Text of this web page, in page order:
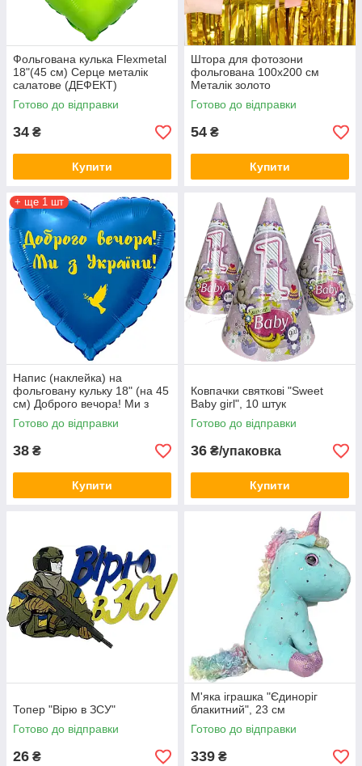
Фольгована кулька Flexmetal
18"(45 см) Серце металік
салатове (ДЕФЕКТ)
Готово до відправки
34 ₴
Купити
Штора для фотозони
фольгована 100х200 см
Металік золото
Готово до відправки
54 ₴
Купити
+ ще 1 шт
Напис (наклейка) на
фольговану кульку 18" (на 45
см) Доброго вечора! Ми з
України! (будь-який колір)
Готово до відправки
38 ₴
Купити
Ковпачки святкові "Sweet
Baby girl", 10 штук
Готово до відправки
36 ₴/упаковка
Купити
Топер "Вірю в ЗСУ"
Готово до відправки
26 ₴
М'яка іграшка "Єдиноріг
блакитний", 23 см
Готово до відправки
339 ₴